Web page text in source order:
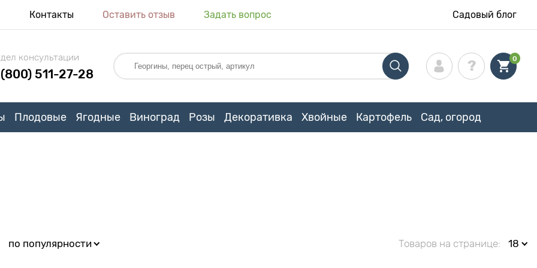
Контакты Оставить отзыв Задать вопрос Садовый блог
консультации
511-27-28
0
Плодовые Ягодные Виноград Розы Декоративка Хвойные Картофель Сад, огород
по популярности Товаров на странице: 18